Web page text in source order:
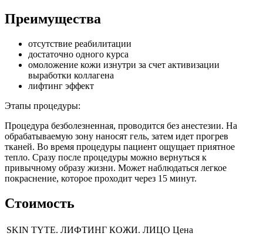
Преимущества
отсутствие реабилитации
достаточно одного курса
омоложение кожи изнутри за счет активизации
выработки коллагена
лифтинг эффект
Этапы процедуры:
Процедура безболезненная, проводится без анестезии. На
обрабатываемую зону наносят гель, затем идет прогрев
тканей. Во время процедуры пациент ощущает приятное
тепло. Сразу после процедуры можно вернуться к
привычному образу жизни. Может наблюдаться легкое
покраснение, которое проходит через 15 минут.
Стоимость
SKIN TYTE. ЛИФТИНГ КОЖИ. ЛИЦО Цена